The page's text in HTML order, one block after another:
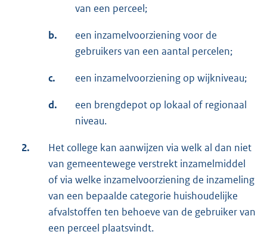
van een perceel;
b.
een inzamelvoorziening voor de
gebruikers van een aantal percelen;
c. een inzamelvoorziening op wijkniveau;
d.
een brengdepot op lokaal of regionaal
niveau.
2.
Het college kan aanwijzen via welk al dan niet
van gemeentewege verstrekt inzamelmiddel
of via welke inzamelvoorziening de inzameling
van een bepaalde categorie huishoudelijke
afvalstoffen ten behoeve van de gebruiker van
een perceel plaatsvindt.